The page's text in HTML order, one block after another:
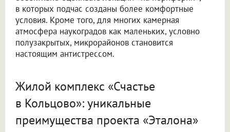
в которых подчас созданы более комфортные
условия. Кроме того, для многих камерная
атмосфера наукоградов как маленьких, условно
полузакрытых, микрорайонов становится
настоящим антистрессом.
Жилой комплекс «Счастье
в Кольцово»: уникальные
преимущества проекта «Эталона»